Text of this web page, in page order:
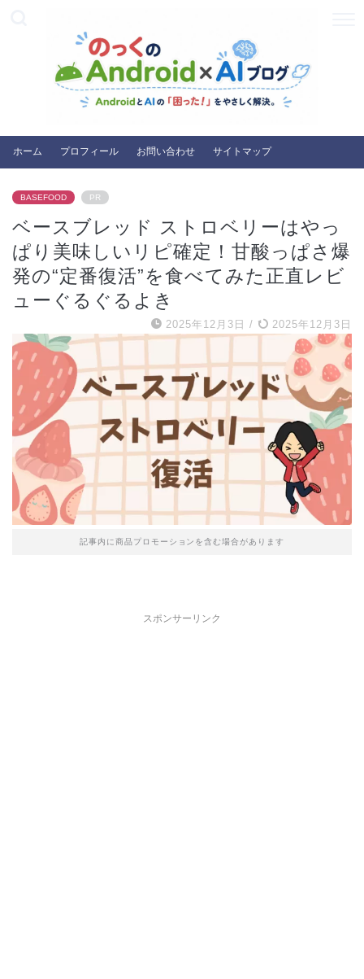
ホーム プロフィール お問い合わせ サイトマップ
BASEFOOD PR
ベースブレッド ストロベリーはやっ
ぱり美味しいリピ確定！甘酸っぱさ爆
発の“定番復活”を食べてみた正直レビ
ューぐるぐるよき
2025年12月3日 / 2025年12月3日
記事内に商品プロモーションを含む場合があります
スポンサーリンク